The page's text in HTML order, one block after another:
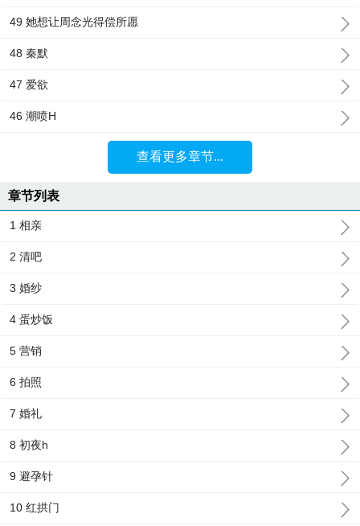
49 她想让周念光得偿所愿
48 秦默
47 爱欲
46 潮喷H
查看更多章节...
章节列表
1 相亲
2 清吧
3 婚纱
4 蛋炒饭
5 营销
6 拍照
7 婚礼
8 初夜h
9 避孕针
10 红拱门